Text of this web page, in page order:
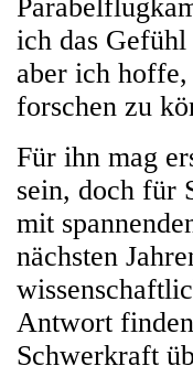
ich das
aber ich
forschen zu
Für ihn mag
sein, doch für
mit
nächsten
Antwort
Schwerkraft